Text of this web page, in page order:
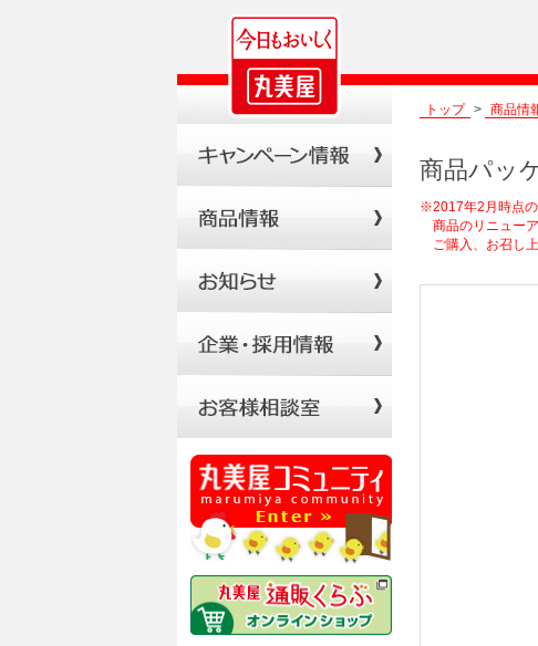
トップ > 商品情
商品パッ
※2017年2月時点の
商品のリニューア
ご購入、お召し上